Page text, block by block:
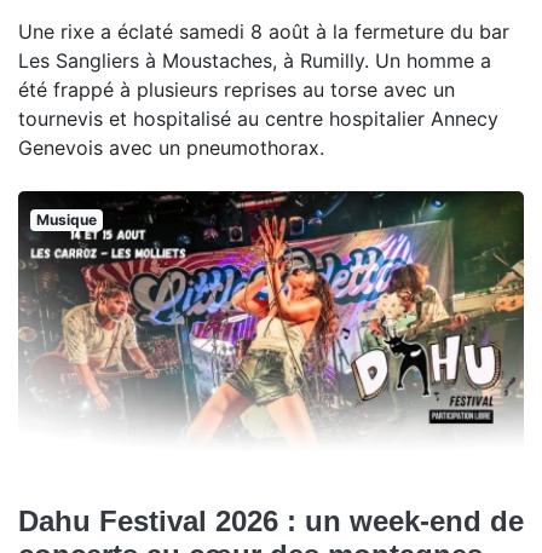
Une rixe a éclaté samedi 8 août à la fermeture du bar
Les Sangliers à Moustaches, à Rumilly. Un homme a
été frappé à plusieurs reprises au torse avec un
tournevis et hospitalisé au centre hospitalier Annecy
Genevois avec un pneumothorax.
Musique
Dahu Festival 2026 : un week-end de